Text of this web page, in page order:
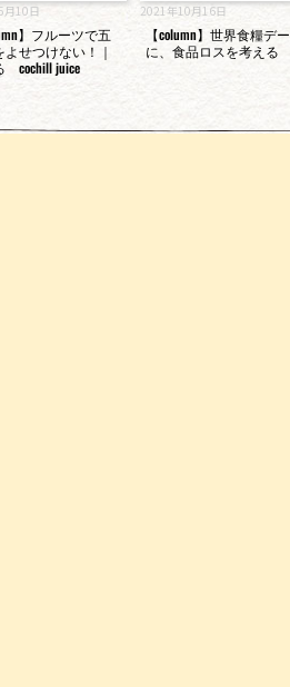
月10日
】フルーツで五
よせつけない！｜
cochill juice
2021年10月16日
【column】世界食糧デー
に、食品ロスを考える